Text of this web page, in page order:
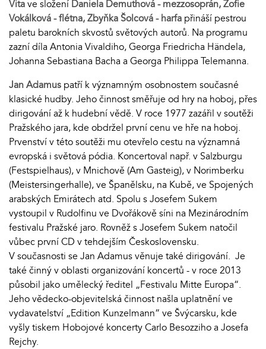
Vitave složení Daniela Demuthová - mezzosoprán, Žofie
Vokálková - flétna, Zbyňka Šolcová - harfa přináší pestrou
paletu barokních skvostů světových autorů. Na programu
zazní díla Antonia Vivaldiho, Georga Friedricha Händela,
Johanna Sebastiana Bacha a Georga Philippa Telemanna.
Jan Adamus patří k významným osobnostem současné
klasické hudby. Jeho činnost směřuje od hry na hoboj, přes
dirigování až k hudební vědě. V roce 1977 zazářil v soutěži
Pražského jara, kde obdržel první cenu ve hře na hoboj.
Prvenství v této soutěži mu otevřelo cestu na významná
evropská i světová pódia. Koncertoval např. v Salzburgu
(Festspielhaus), v Mnichově (Am Gasteig), v Norimberku
(Meistersingerhalle), ve Španělsku, na Kubě, ve Spojených
arabských Emirátech atd. Spolu s Josefem Sukem
vystoupil v Rudolfinu ve Dvořákově síni na Mezinárodním
festivalu Pražské jaro. Rovněž s Josefem Sukem natočil
vůbec první CD v tehdejším Československu.
V současnosti se Jan Adamus věnuje také dirigování. Je
také činný v oblasti organizování koncertů - v roce 2013
působil jako umělecký ředitel „Festivalu Mitte Europa“.
Jeho vědecko-objevitelská činnost našla uplatnění ve
vydavatelství „Edition Kunzelmann“ ve Švýcarsku, kde
vyšly tiskem Hobojové koncerty Carlo Besozziho a Josefa
Rejchy.